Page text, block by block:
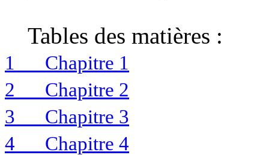
Tables des matières :
1
Chapitre 1
2
Chapitre 2
3
Chapitre 3
4
Chapitre 4